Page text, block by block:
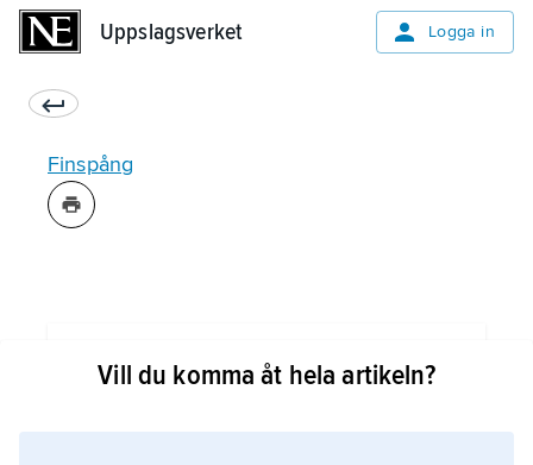
Uppslagsverket Logga in
Finspång
Vill du komma åt hela artikeln?